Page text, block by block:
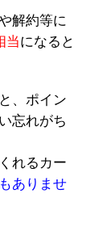
解約等に
当になると
、ポイン
忘れがち
れるカー
ありませ